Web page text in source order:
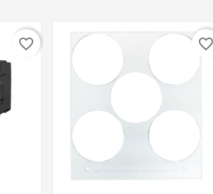
favorite_border favorite_border